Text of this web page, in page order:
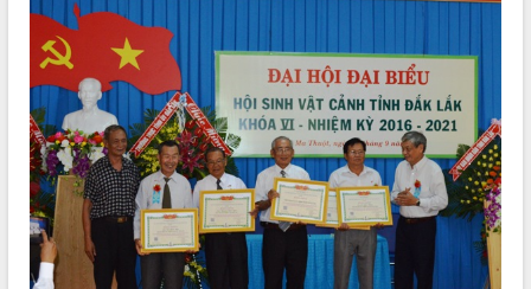
Rà soát, hoàn thiện hệ thống thiết chế
văn hóa, thể thao đáp ứng yêu cầu
phát triển mới
Thường trực HĐND tỉnh Đắk Lắk gặp
mặt Đoàn chuyên gia y tế TP. Hồ Chí
Minh
Lễ truy điệu và an táng hài cốt liệt sĩ
tại Nghĩa trang Liệt sĩ xã Sơn Hòa
Bàn giải pháp tháo gỡ khó khăn trong
xuất khẩu sầu riêng và triển khai quy
định EUDR
LIÊN KẾT WEB
THỐNG KÊ TRUY CẬP
Hôm nay: 30988
Tất cả:
66043728